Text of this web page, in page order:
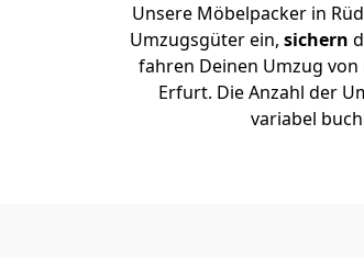
Unsere Möbelpacker in
Umzugsgüter ein, sichern
fahren Deinen Umzug
Erfurt. Die Anzahl der
variabel